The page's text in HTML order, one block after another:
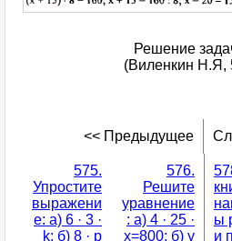
Решение
(Виленкин Н.Я,
<< Предыдущее
575.
Упростите
выражени
е: а) 6 · 3 ·
k; б) 8 · p
576.
Решите
уравнение
: а) 4 · 25 ·
x=800; б) y
ы
и